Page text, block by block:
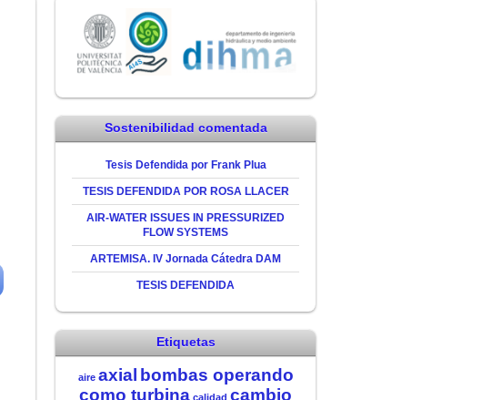
Sostenibilidad comentada
Tesis Defendida por Frank Plua
TESIS DEFENDIDA POR ROSA LLACER
AIR-WATER ISSUES IN PRESSURIZED
FLOW SYSTEMS
ARTEMISA. IV Jornada Cátedra DAM
TESIS DEFENDIDA
Etiquetas
aire axial bombas operando
como turbina calidad cambio